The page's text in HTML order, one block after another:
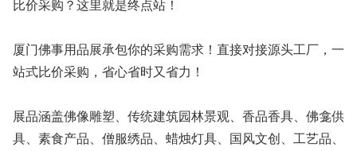
比价采购？这里就是终点站！
厦门佛事用品展承包你的采购需求！直接对接源头工厂，一
站式比价采购，省心省时又省力！
展品涵盖佛像雕塑、传统建筑园林景观、香品香具、佛龛供
具、素食产品、僧服绣品、蜡烛灯具、国风文创、工艺品、